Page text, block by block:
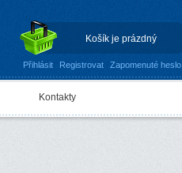
Košík je prázdný
Přihlásit Registrovat Zapomenuté heslo
Kontakty